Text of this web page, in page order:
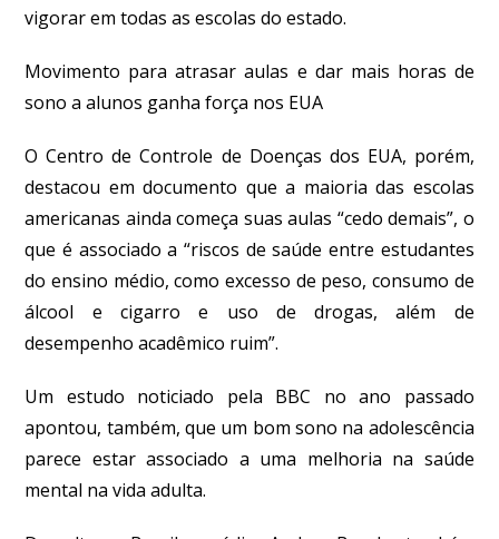
vigorar em todas as escolas do estado.
Movimento para atrasar aulas e dar mais horas de
sono a alunos ganha força nos EUA
O Centro de Controle de Doenças dos EUA, porém,
destacou em documento que a maioria das escolas
americanas ainda começa suas aulas “cedo demais”, o
que é associado a “riscos de saúde entre estudantes
do ensino médio, como excesso de peso, consumo de
álcool e cigarro e uso de drogas, além de
desempenho acadêmico ruim”.
Um estudo noticiado pela BBC no ano passado
apontou, também, que um bom sono na adolescência
parece estar associado a uma melhoria na saúde
mental na vida adulta.